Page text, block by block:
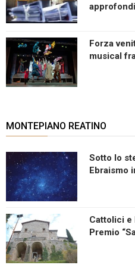
Forza
musical
MONTEPIANO REATINO
Sotto lo
Ebraismo
Cattolici e
Premio